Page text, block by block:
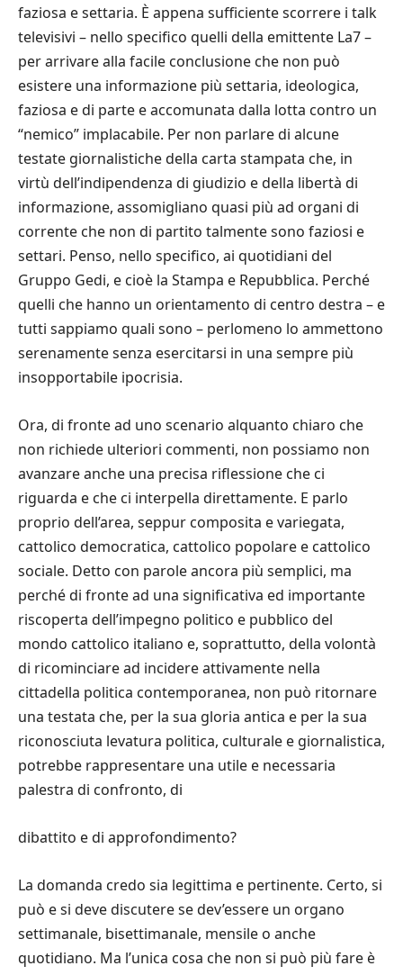
faziosa e settaria. È appena sufficiente scorrere i talk
televisivi – nello specifico quelli della emittente La7 –
per arrivare alla facile conclusione che non può
esistere una informazione più settaria, ideologica,
faziosa e di parte e accomunata dalla lotta contro un
“nemico” implacabile. Per non parlare di alcune
testate giornalistiche della carta stampata che, in
virtù dell’indipendenza di giudizio e della libertà di
informazione, assomigliano quasi più ad organi di
corrente che non di partito talmente sono faziosi e
settari. Penso, nello specifico, ai quotidiani del
Gruppo Gedi, e cioè la Stampa e Repubblica. Perché
quelli che hanno un orientamento di centro destra – e
tutti sappiamo quali sono – perlomeno lo ammettono
serenamente senza esercitarsi in una sempre più
insopportabile ipocrisia.
Ora, di fronte ad uno scenario alquanto chiaro che
non richiede ulteriori commenti, non possiamo non
avanzare anche una precisa riflessione che ci
riguarda e che ci interpella direttamente. E parlo
proprio dell’area, seppur composita e variegata,
cattolico democratica, cattolico popolare e cattolico
sociale. Detto con parole ancora più semplici, ma
perché di fronte ad una significativa ed importante
riscoperta dell’impegno politico e pubblico del
mondo cattolico italiano e, soprattutto, della volontà
di ricominciare ad incidere attivamente nella
cittadella politica contemporanea, non può ritornare
una testata che, per la sua gloria antica e per la sua
riconosciuta levatura politica, culturale e giornalistica,
potrebbe rappresentare una utile e necessaria
palestra di confronto, di
dibattito e di approfondimento?
La domanda credo sia legittima e pertinente. Certo, si
può e si deve discutere se dev’essere un organo
settimanale, bisettimanale, mensile o anche
quotidiano. Ma l’unica cosa che non si può più fare è